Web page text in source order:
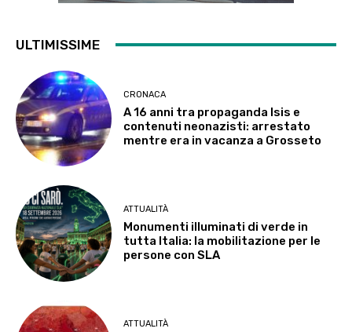
ULTIMISSIME
CRONACA
A 16 anni tra propaganda Isis e
contenuti neonazisti: arrestato
mentre era in vacanza a Grosseto
ATTUALITÀ
Monumenti illuminati di verde in
tutta Italia: la mobilitazione per le
persone con SLA
ATTUALITÀ